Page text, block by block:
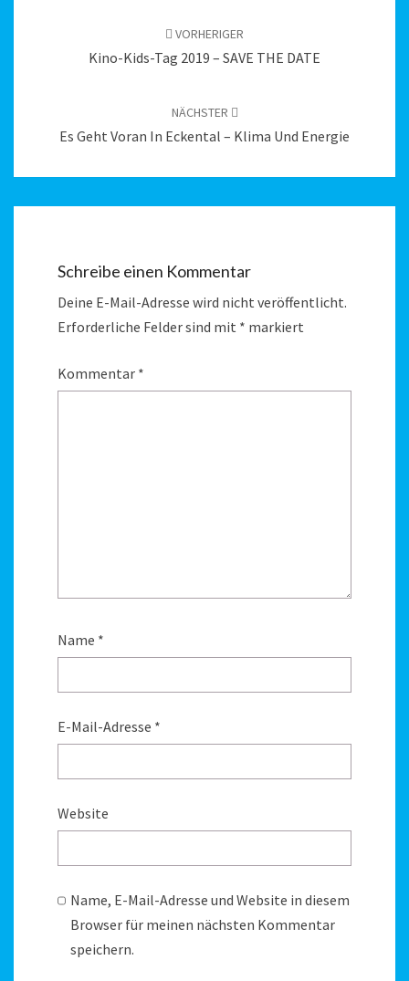
VORHERIGER
Kino-Kids-Tag 2019 – SAVE THE DATE
NÄCHSTER
Es Geht Voran In Eckental – Klima Und Energie
Schreibe einen Kommentar
Deine E-Mail-Adresse wird nicht veröffentlicht.
Erforderliche Felder sind mit * markiert
Kommentar *
Name *
E-Mail-Adresse *
Website
Name, E-Mail-Adresse und Website in diesem
Browser für meinen nächsten Kommentar
speichern.